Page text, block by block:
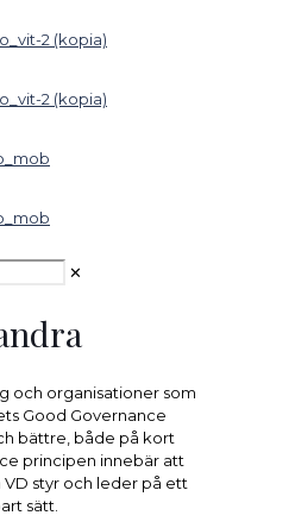
✕
och organisationer som
Good Governance
bättre, både på kort
principen innebär att
styr och leder på ett
sätt.